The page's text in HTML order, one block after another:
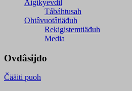
Äigikyevdil
Tábáhtusah
Ohtâvuotâtiäđuh
Rekigistemtiäđuh
Media
Ovdâsijđo
Čääiti puoh